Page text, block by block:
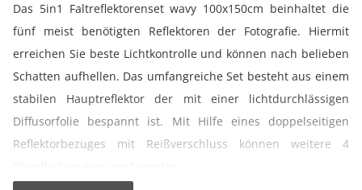
Das 5in1 Faltreflektorenset wavy 100x150cm beinhaltet die
fünf meist benötigten Reflektoren der Fotografie. Hiermit
erreichen Sie beste Lichtkontrolle und können nach belieben
Schatten aufhellen. Das umfangreiche Set besteht aus einem
stabilen Hauptreflektor der mit einer lichtdurchlässigen
Diffusorfolie bespannt ist. Mit Hilfe eines doppelseitigen
Reflektorbezuges mit Reißverschluss können weitere 4